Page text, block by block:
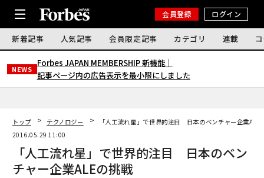
会員登録 ログイン
新着記事 人気記事 会員限定記事 カテゴリ 連載
NEWS
Forbes JAPAN MEMBERSHIP 新機能｜
記事ページ内の広告表示を最小限にしました
トップ テクノロジー
「人工流れ星」で世界的注目 日本のベンチャー企業ALE
2016.05.29 11:00
「人工流れ星」で世界的注目 日本のベン
チャー企業ALEの挑戦